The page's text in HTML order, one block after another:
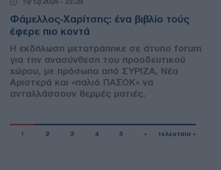
19/12/2024 - 23:28
Φάμελλος-Χαρίτσης: ένα βιβλίο τούς
έφερε πιο κοντά
Η εκδήλωση μετατράπηκε σε άτυπο forum
για την ανασύνθεση του προοδευτικού
χώρου, με πρόσωπα από ΣΥΡΙΖΑ, Νέα
Αριστερά και «παλιό ΠΑΣΟΚ» να
ανταλλάσσουν θερμές ματιές.
1 2 3 4 5 » τελευταία »